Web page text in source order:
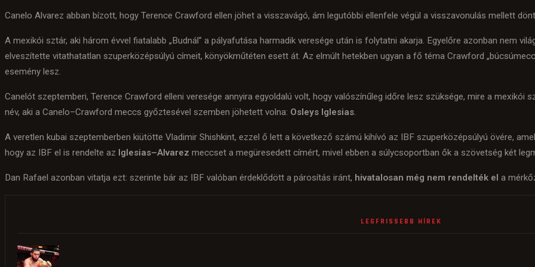
Canelo Alvarez abban bízott, hogy Terence Crawford ellen jöhet a visszavágó, ám legutóbbi ellenfele végül a visszavonulás mellett
A mexikói sztár, aki három évvel fiatalabb „Budnál” a pályafutása harmadik veresége után is folytatni akarja. Egyelőre azonban nem
elveszítette vitathatatlan szuperközépsúlyú címeit, könyökműtéten esett át. Az elmúlt hetekben ugyan a fő téma Crawford
esemény lesz.
Canelót szeptemberi, Terence Crawford elleni veresége annyira egyoldalú volt, hogy valószínűleg időre lesz szüksége, mire a mexikói
név, aki a Canelo–Crawford meccs győztesével szemben jöhetett volna: Osleys Iglesias.
A veretlen kubai szeptemberben kiütötte Vladimir Shishkint, ezzel ő lett a következő számú kihívó az IBF szuperközépsúlyú övére,
hogy az IBF el is rendelte az Iglesias–Alvarez meccset a megüresedett címért, mivel ebben a súlycsoportban ők a szövetség két
Dan Rafael azonban vitatja ezt: szerinte bár az IBF valóban érdeklődött a párosítás iránt, hivatalosan még nem rendelték el a
LEGFRISSEBB HÍREK